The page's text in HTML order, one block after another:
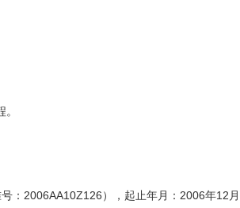
：2006AA10Z126），起止年月：2006年12月